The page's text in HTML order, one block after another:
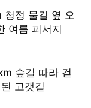
청정 물길 옆 오
여름 피서지
숲길 따라 걷
고갯길